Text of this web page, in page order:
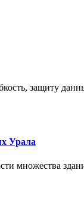
защиту
Урала
множества